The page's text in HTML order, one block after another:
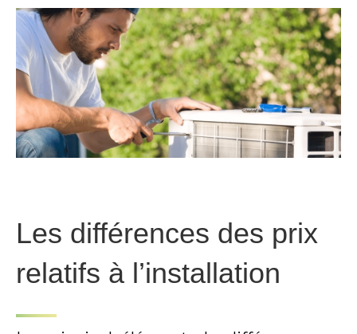
Les différences des prix
relatifs à l’installation